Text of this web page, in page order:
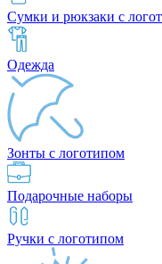
Сумки и рюкзаки с
Одежда
Зонты с логотипом
Подарочные наборы
Ручки с логотипом